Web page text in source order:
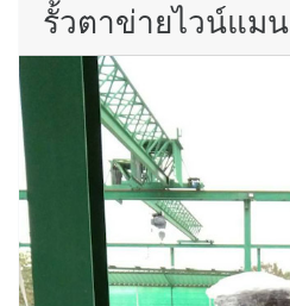
รั้วตาข่ายไวน์แมน